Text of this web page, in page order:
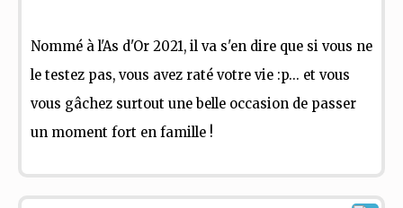
Nommé à l'As d'Or 2021, il va s'en dire que si vous ne
le testez pas, vous avez raté votre vie :p... et vous
vous gâchez surtout une belle occasion de passer
un moment fort en famille !